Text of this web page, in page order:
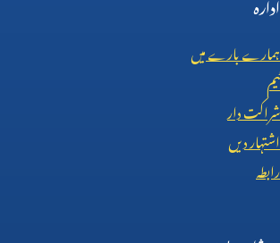
ہمارے بارے میں
ٹیم
شراکت دار
اشتہار دیں
رابطہ